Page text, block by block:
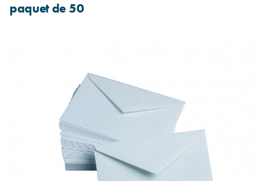
paquet de 50